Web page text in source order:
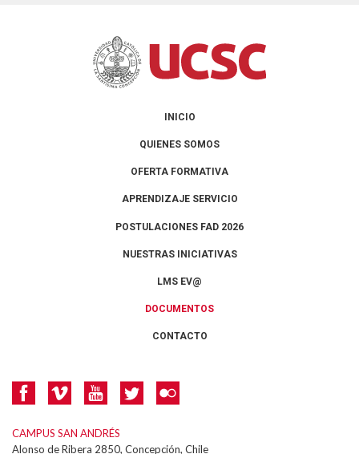
INICIO
QUIENES SOMOS
OFERTA FORMATIVA
APRENDIZAJE SERVICIO
POSTULACIONES FAD 2026
NUESTRAS INICIATIVAS
LMS EV@
DOCUMENTOS
CONTACTO
CAMPUS SAN ANDRÉS
Alonso de Ribera 2850, Concepción, Chile